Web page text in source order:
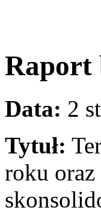
Raport
Data: 2
Tytuł:
roku